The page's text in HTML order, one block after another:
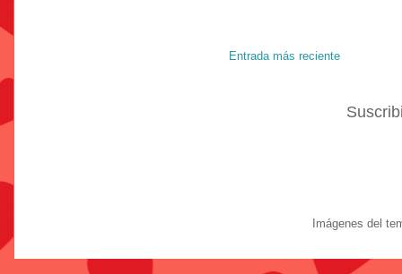
Entrada más reciente
Imágenes del